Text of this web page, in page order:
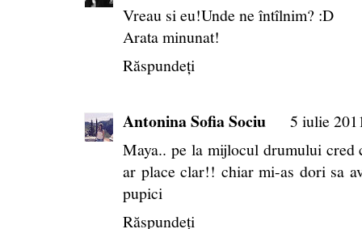
Vreau si eu!Unde ne întîlnim? :D
Arata minunat!
Răspundeți
Antonina Sofia Sociu
5 iulie
Maya.. pe la mijlocul drumului
ar place clar!! chiar mi-as dori sa
pupici
Răspundeți